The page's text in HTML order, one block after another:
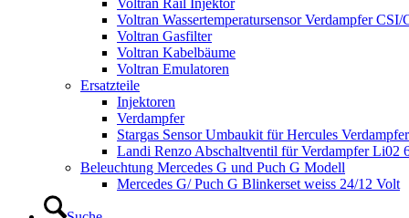
Voltran Rail Injektor
Voltran Wassertemperatursensor Verdampfer CSI/
Voltran Gasfilter
Voltran Kabelbäume
Voltran Emulatoren
Ersatzteile
Injektoren
Verdampfer
Stargas Sensor Umbaukit für Hercules Verdampfer
Landi Renzo Abschaltventil für Verdampfer Li02
Beleuchtung Mercedes G und Puch G Modell
Mercedes G/ Puch G Blinkerset weiss 24/12 Volt